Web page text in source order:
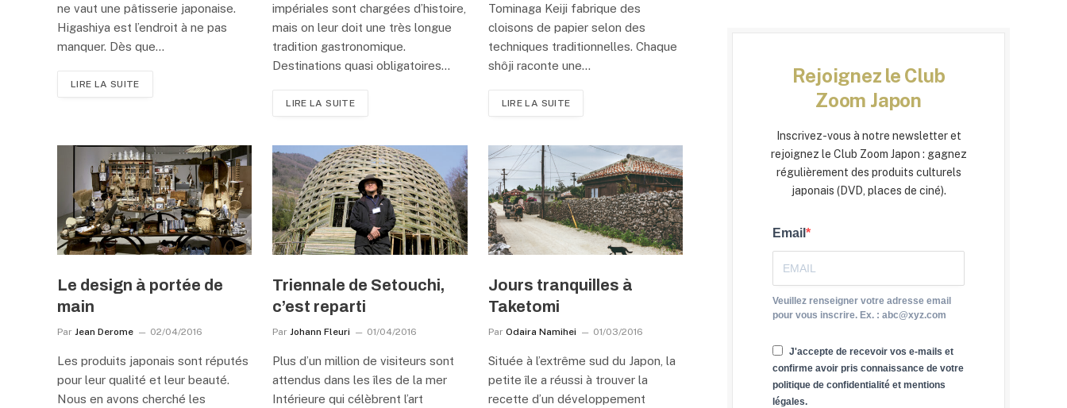
ne vaut une pâtisserie japonaise.
Higashiya est l’endroit à ne pas
manquer. Dès que…
LIRE LA SUITE
impériales sont chargées d’histoire,
mais on leur doit une très longue
tradition gastronomique.
Destinations quasi obligatoires…
LIRE LA SUITE
Tominaga Keiji fabrique des
cloisons de papier selon des
techniques traditionnelles. Chaque
shôji raconte une…
LIRE LA SUITE
Le design à portée de
main
Par Jean Derome 02/04/2016
Les produits japonais sont réputés
pour leur qualité et leur beauté.
Nous en avons cherché les
Triennale de Setouchi,
c’est reparti
Par Johann Fleuri 01/04/2016
Plus d’un million de visiteurs sont
attendus dans les îles de la mer
Intérieure qui célèbrent l’art
Jours tranquilles à
Taketomi
Par Odaira Namihei 01/03/2016
Située à l’extrême sud du Japon, la
petite île a réussi à trouver la
recette d’un développement
Rejoignez le Club
Zoom Japon
Inscrivez-vous à notre newsletter et
rejoignez le Club Zoom Japon : gagnez
régulièrement des produits culturels
japonais (DVD, places de ciné).
Email
Veuillez renseigner votre adresse email
pour vous inscrire. Ex. : abc@xyz.com
J'accepte de recevoir vos e-mails et
confirme avoir pris connaissance de votre
politique de confidentialité et mentions
légales.